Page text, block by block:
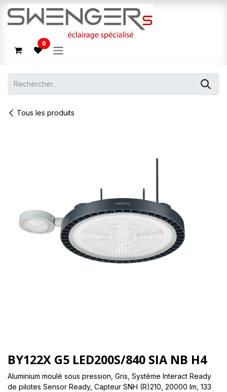
Se rendre au contenu
0
Tous les produits
BY122X G5 LED200S/840 SIA NB H4
Aluminium moulé sous pression, Gris, Système Interact Ready
de pilotes Sensor Ready, Capteur SNH (R)210, 20000 lm, 133